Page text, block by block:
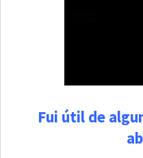
Fui útil de